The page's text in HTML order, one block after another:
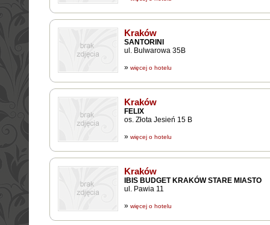
Kraków
SANTORINI
ul. Bulwarowa 35B
» więcej o hotelu
Kraków
FELIX
os. Złota Jesień 15 B
» więcej o hotelu
Kraków
IBIS BUDGET KRAKÓW STARE MIASTO
ul. Pawia 11
» więcej o hotelu